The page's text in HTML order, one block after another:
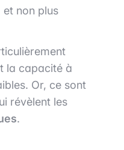
non plus
la capacité à
Or, ce sont
révèlent les
.